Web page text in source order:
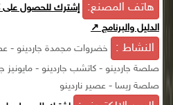
هاتف المصنع: إشترك للحصول على
الدليل والبرنامج ↗
النشاط :
خضروات مجمدة جاردينو -
صلصة جاردينو - كاتشب جاردينو - مايونيز
صلصة ريسا - عصير ناردينو